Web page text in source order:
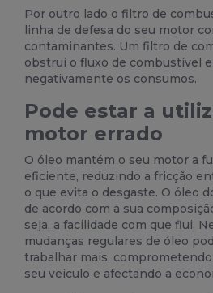
Por outro lado o filtro de
linha de defesa do seu motor
contaminantes. Um filtro de
obstrui o fluxo de combustível
negativamente os consumos.
Pode estar a
motor errado
O óleo mantém o seu motor a
eficiente, reduzindo a fricção
o que evita o desgaste. O óleo
de acordo com a sua
seja, a facilidade com que flui.
mudanças regulares de óleo
trabalhar mais,
seu veículo e afectando a